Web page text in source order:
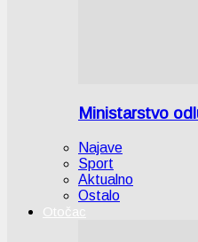
Ministarstvo
Najave
Sport
Aktualno
Ostalo
Otočac